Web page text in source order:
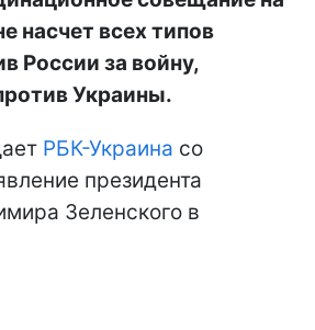
насчет всех типов
России за войну,
Украины.
РБК-Украина со
президента
Зеленского в